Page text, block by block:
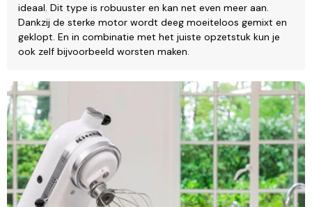
ideaal. Dit type is robuuster en kan net even meer aan.
Dankzij de sterke motor wordt deeg moeiteloos gemixt en
geklopt. En in combinatie met het juiste opzetstuk kun je
ook zelf bijvoorbeeld worsten maken.